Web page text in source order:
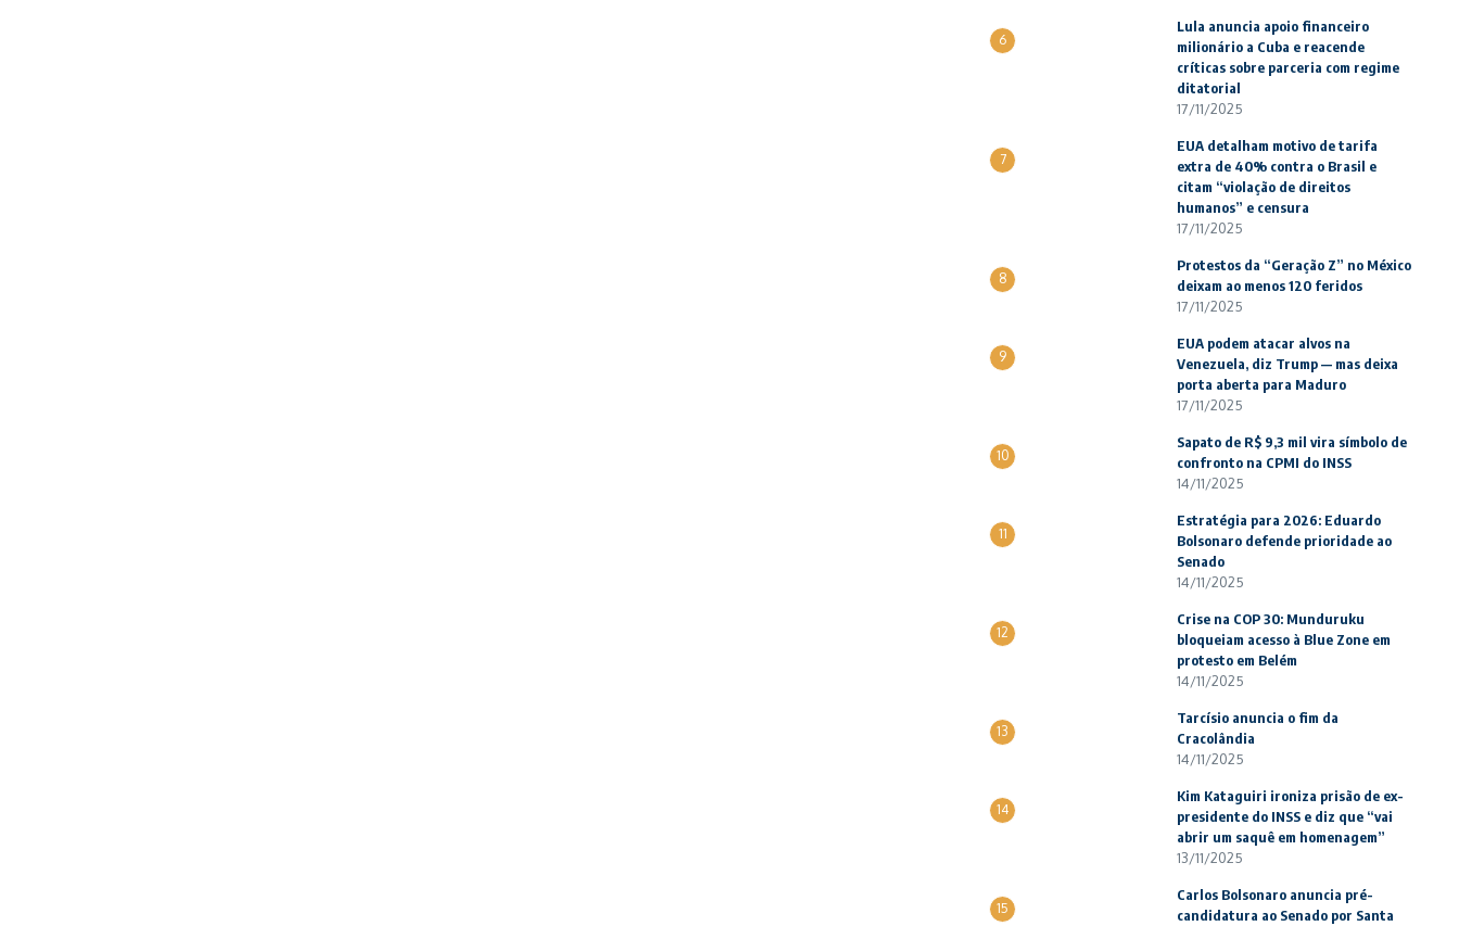
6
Lula anuncia apoio financeiro
milionário a Cuba e reacende
críticas sobre parceria com regime
ditatorial
17/11/2025
7
EUA detalham motivo de tarifa
extra de 40% contra o Brasil e
citam “violação de direitos
humanos” e censura
17/11/2025
8
Protestos da “Geração Z” no México
deixam ao menos 120 feridos
17/11/2025
9
EUA podem atacar alvos na
Venezuela, diz Trump — mas deixa
porta aberta para Maduro
17/11/2025
10
Sapato de R$ 9,3 mil vira símbolo de
confronto na CPMI do INSS
14/11/2025
11
Estratégia para 2026: Eduardo
Bolsonaro defende prioridade ao
Senado
14/11/2025
12
Crise na COP 30: Munduruku
bloqueiam acesso à Blue Zone em
protesto em Belém
14/11/2025
13
Tarcísio anuncia o fim da
Cracolândia
14/11/2025
14
Kim Kataguiri ironiza prisão de ex-
presidente do INSS e diz que “vai
abrir um saquê em homenagem”
13/11/2025
15
Carlos Bolsonaro anuncia pré-
candidatura ao Senado por Santa